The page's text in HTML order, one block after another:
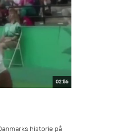
02:56
historie på